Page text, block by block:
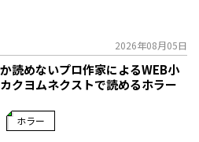
2026年08月05日
か読めないプロ作家によるWEB小
カクヨムネクストで読めるホラー
ホラー